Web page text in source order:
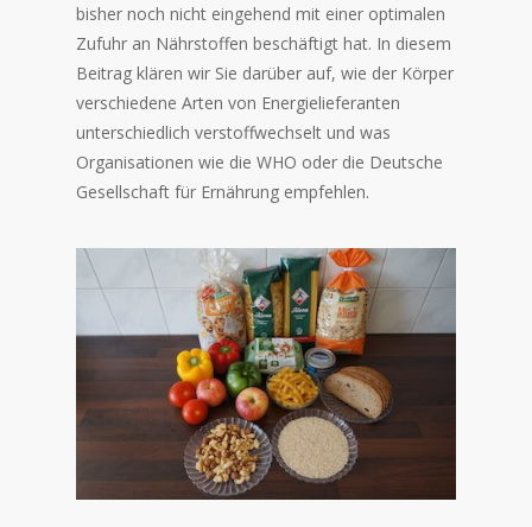
bisher noch nicht eingehend mit einer optimalen
Zufuhr an Nährstoffen beschäftigt hat. In diesem
Beitrag klären wir Sie darüber auf, wie der Körper
verschiedene Arten von Energielieferanten
unterschiedlich verstoffwechselt und was
Organisationen wie die WHO oder die Deutsche
Gesellschaft für Ernährung empfehlen.